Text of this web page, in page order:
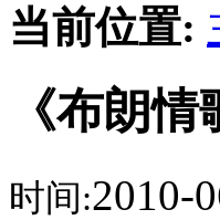
当前位置:
《布朗
时间:2010-